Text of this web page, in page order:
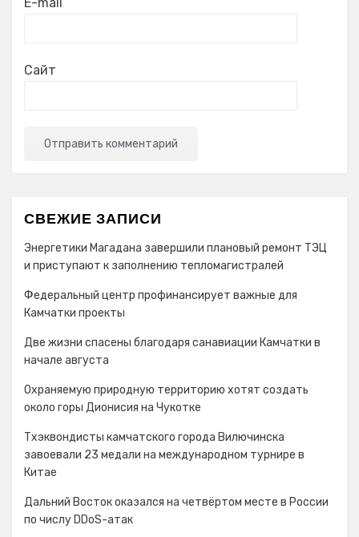
Сайт
СВЕЖИЕ ЗАПИСИ
Энергетики Магадана завершили плановый ремонт ТЭЦ
и приступают к заполнению тепломагистралей
Федеральный центр профинансирует важные для
Камчатки проекты
Две жизни спасены благодаря санавиации Камчатки в
начале августа
Охраняемую природную территорию хотят создать
около горы Дионисия на Чукотке
Тхэквондисты камчатского города Вилючинска
завоевали 23 медали на международном турнире в
Китае
Дальний Восток оказался на четвёртом месте в России
по числу DDoS-атак